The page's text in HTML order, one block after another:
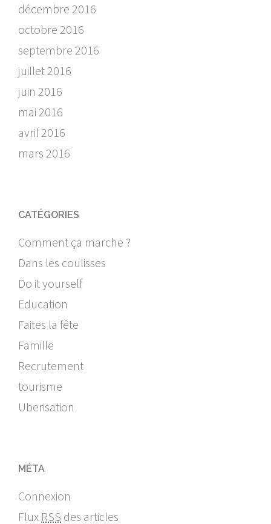
décembre 2016
octobre 2016
septembre 2016
juillet 2016
juin 2016
mai 2016
avril 2016
mars 2016
CATÉGORIES
Comment ça marche ?
Dans les coulisses
Do it yourself
Education
Faites la fête
Famille
Recrutement
tourisme
Uberisation
MÉTA
Connexion
Flux RSS des articles